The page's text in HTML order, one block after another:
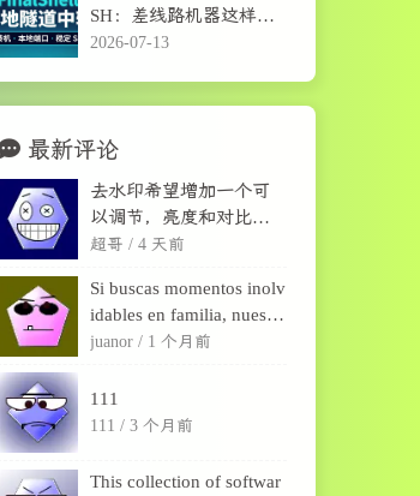
SH：差线路机器这样连
更稳
2026-07-13
最新评论
去水印希望增加一个可
以调节，亮度和对比度
的选项，有的灰色背景
除了。
超哥 / 4 天前
Si buscas momentos inolv
idables en familia, nuestra
cuidada selección de jueg
a desconectarse de las pa
ntallas, fortalecer la...
juanor / 1 个月前
111
111 / 3 个月前
This collection of softwar